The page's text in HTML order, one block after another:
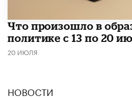
Что произошло в
политике с 13 по 20
20 ИЮЛЯ
НОВОСТИ